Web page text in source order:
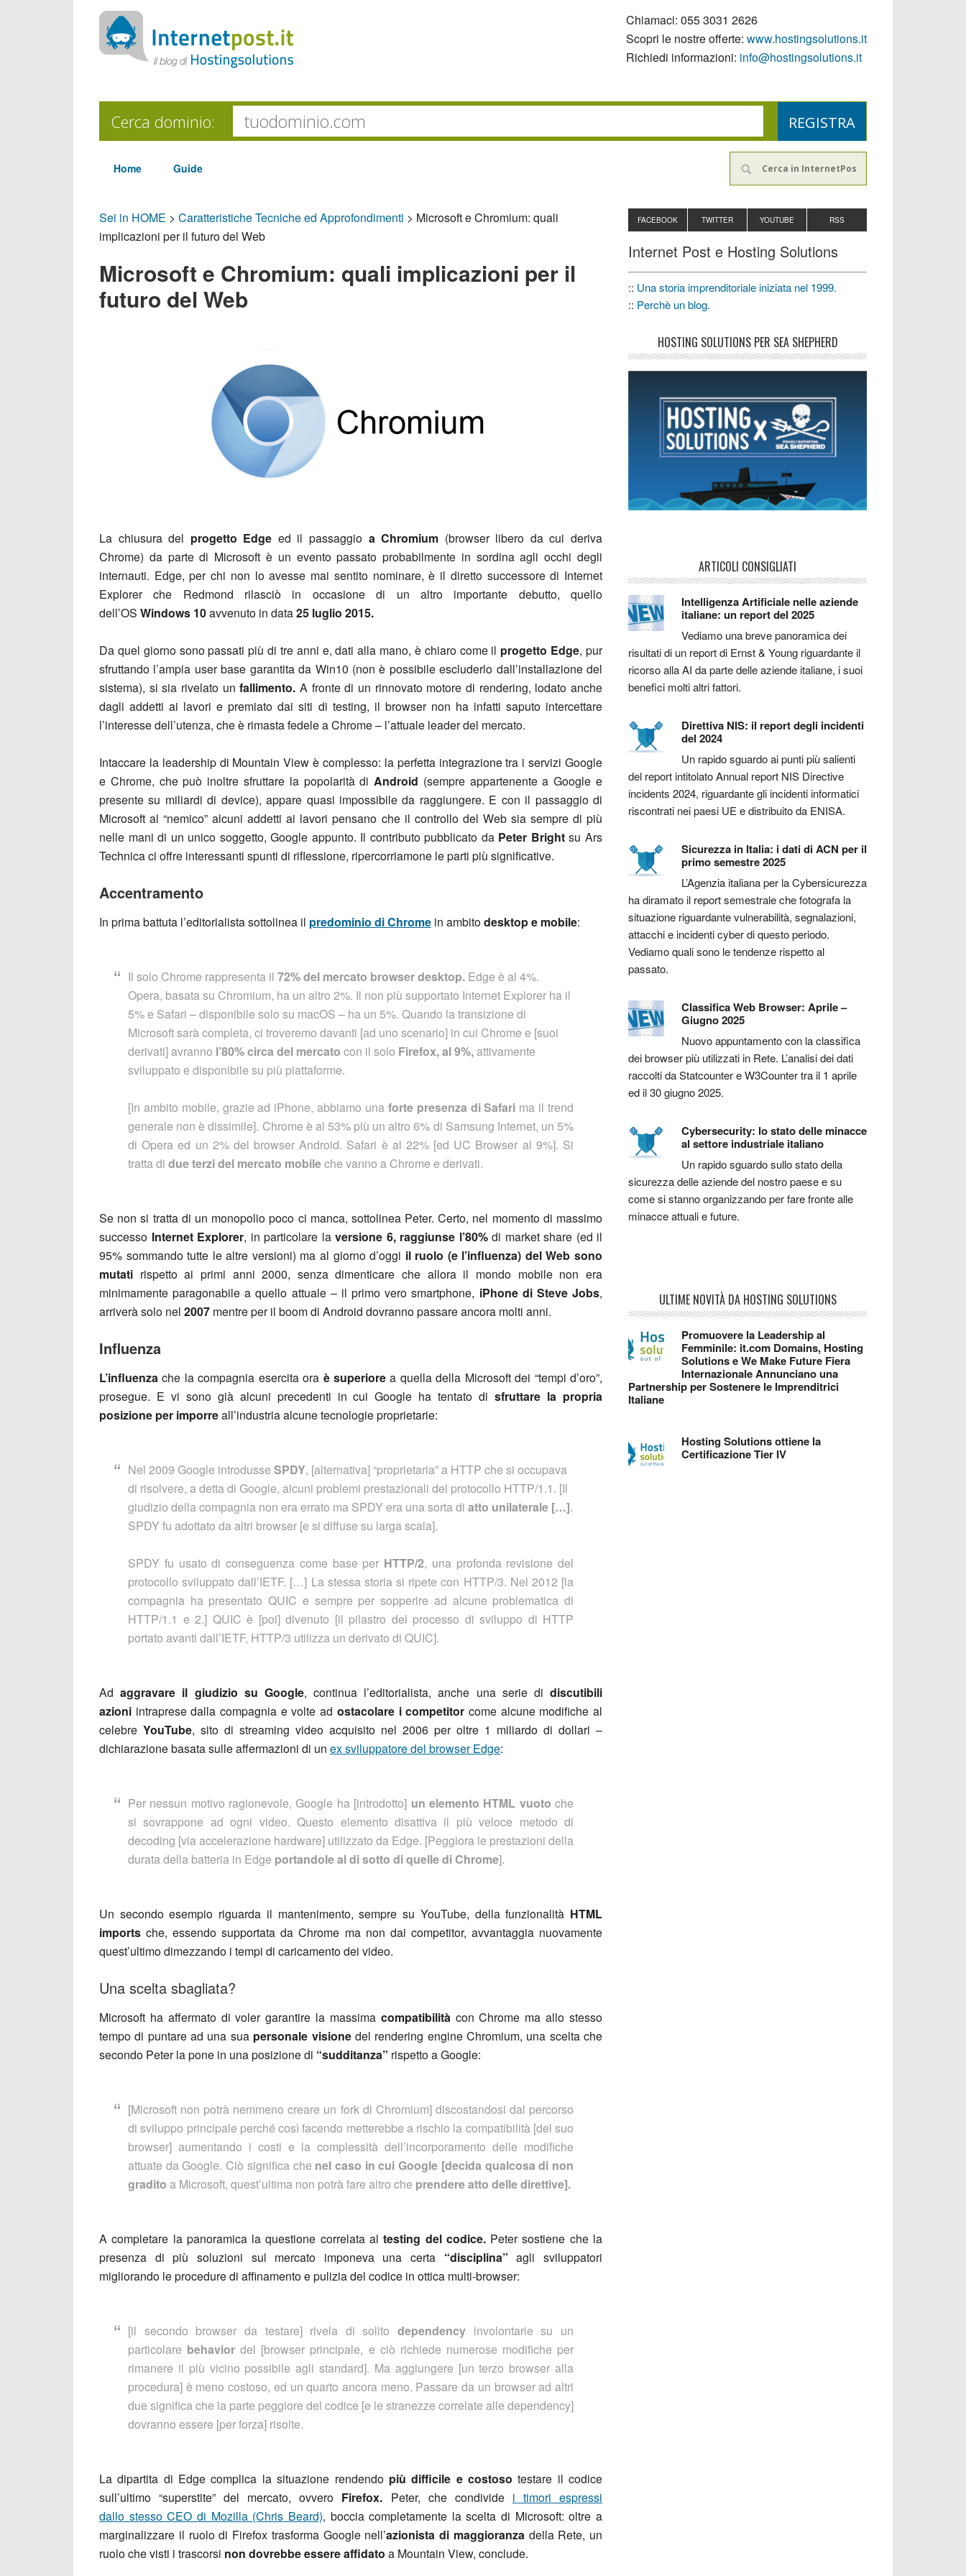
Chiamaci: 055 3031 2626
Scopri le nostre offerte: www.hostingsolutions.it
Richiedi informazioni: info@hostingsolutions.it
Cerca dominio:
Home Guide
Sei in HOME > Caratteristiche Tecniche ed Approfondimenti > Microsoft e Chromium: quali
implicazioni per il futuro del Web
Microsoft e Chromium: quali implicazioni per il
futuro del Web
La chiusura del progetto Edge ed il passaggio a Chromium (browser libero da cui deriva
Chrome) da parte di Microsoft è un evento passato probabilmente in sordina agli occhi degli
internauti. Edge, per chi non lo avesse mai sentito nominare, è il diretto successore di Internet
Explorer che Redmond rilasciò in occasione di un altro importante debutto, quello
dell’OS Windows 10avvenuto in data25 luglio 2015.
Da quel giorno sono passati più di tre anni e, dati alla mano, è chiaro come il progetto Edge, pur
sfruttando l’ampia user base garantita da Win10 (non è possibile escluderlo dall’installazione del
sistema), si sia rivelato unfallimento.A fronte di un rinnovato motore di rendering, lodato anche
dagli addetti ai lavori e premiato dai siti di testing, il browser non ha infatti saputo intercettare
l’interesse dell’utenza, che è rimasta fedele a Chrome – l’attuale leader del mercato.
Intaccare la leadership di Mountain View è complesso: la perfetta integrazione tra i servizi Google
e Chrome, che può inoltre sfruttare la popolarità diAndroid (sempre appartenente a Google e
presente su miliardi di device), appare quasi impossibile da raggiungere. E con il passaggio di
Microsoft al “nemico” alcuni addetti ai lavori pensano che il controllo del Web sia sempre di più
nelle mani di un unico soggetto, Google appunto. Il contributo pubblicato da Peter Brightsu Ars
Technica ci offre interessanti spunti di riflessione, ripercorriamone le parti più significative.
Accentramento
In prima battuta l’editorialista sottolinea il predominio di Chrome in ambitodesktop e mobile:
Il solo Chrome rappresenta il 72% del mercato browser desktop. Edge è al 4%.
Opera, basata su Chromium, ha un altro 2%. Il non più supportato Internet Explorer ha il
5% e Safari – disponibile solo su macOS – ha un 5%. Quando la transizione di
Microsoft sarà completa, ci troveremo davanti [ad uno scenario] in cui Chrome e [suoi
derivati] avranno l’80% circa del mercato con il solo Firefox, al 9%,attivamente
sviluppato e disponibile su più piattaforme.
[In ambito mobile, grazie ad iPhone, abbiamo una forte presenza di Safari ma il trend
generale non è dissimile]. Chrome è al 53% più un altro 6% di Samsung Internet, un 5%
di Opera ed un 2% del browser Android. Safari è al 22% [ed UC Browser al 9%]. Si
tratta di due terzi del mercato mobileche vanno a Chrome e derivati.
Se non si tratta di un monopolio poco ci manca, sottolinea Peter. Certo, nel momento di massimo
successo Internet Explorer, in particolare la versione 6, raggiunse l’80%di market share (ed il
95% sommando tutte le altre versioni) ma al giorno d’oggi il ruolo (e l’influenza) del Web sono
mutati rispetto ai primi anni 2000, senza dimenticare che allora il mondo mobile non era
minimamente paragonabile a quello attuale – il primo vero smartphone, iPhone di Steve Jobs,
arriverà solo nel 2007 mentre per il boom di Android dovranno passare ancora molti anni.
Influenza
L’influenza che la compagnia esercita ora è superiore a quella della Microsoft dei “tempi d’oro”,
prosegue. E vi sono già alcuni precedenti in cui Google ha tentato disfruttare la propria
posizione per imporreall’industria alcune tecnologie proprietarie:
Nel 2009 Google introdusse SPDY, [alternativa] “proprietaria” a HTTP che si occupava
di risolvere, a detta di Google, alcuni problemi prestazionali del protocollo HTTP/1.1. [Il
giudizio della compagnia non era errato ma SPDY era una sorta di atto unilaterale […].
SPDY fu adottato da altri browser [e si diffuse su larga scala].
SPDY fu usato di conseguenza come base per HTTP/2, una profonda revisione del
protocollo sviluppato dall’IETF. […] La stessa storia si ripete con HTTP/3. Nel 2012 [la
compagnia ha presentato QUIC e sempre per sopperire ad alcune problematica di
HTTP/1.1 e 2.] QUIC è [poi] divenuto [il pilastro del processo di sviluppo di HTTP
portato avanti dall’IETF, HTTP/3 utilizza un derivato di QUIC].
Adaggravare il giudizio su Google, continua l’editorialista, anche una serie didiscutibili
azioni intraprese dalla compagnia e volte ad ostacolare i competitor come alcune modifiche al
celebre YouTube, sito di streaming video acquisito nel 2006 per oltre 1 miliardo di dollari –
dichiarazione basata sulle affermazioni di un ex sviluppatore del browser Edge:
Per nessun motivo ragionevole, Google ha [introdotto] un elemento HTML vuoto che
si sovrappone ad ogni video. Questo elemento disattiva il più veloce metodo di
decoding [via accelerazione hardware] utilizzato da Edge. [Peggiora le prestazioni della
durata della batteria in Edge portandole al di sotto di quelle di Chrome].
Un secondo esempio riguarda il mantenimento, sempre su YouTube, della funzionalità HTML
importsche, essendo supportata da Chrome ma non dai competitor, avvantaggia nuovamente
quest’ultimo dimezzando i tempi di caricamento dei video.
Una scelta sbagliata?
Microsoft ha affermato di voler garantire la massima compatibilitàcon Chrome ma allo stesso
tempo di puntare ad una sua personale visionedel rendering engine Chromium, una scelta che
secondo Peter la pone in una posizione di “sudditanza” rispetto a Google:
[Microsoft non potrà nemmeno creare un fork di Chromium] discostandosi dal percorso
di sviluppo principale perché così facendo metterebbe a rischio la compatibilità [del suo
browser] aumentando i costi e la complessità dell’incorporamento delle modifiche
attuate da Google. Ciò significa che nel caso in cui Google [decida qualcosa di non
gradito a Microsoft, quest’ultima non potrà fare altro che prendere atto delle direttive].
A completare la panoramica la questione correlata al testing del codice. Peter sostiene che la
presenza di più soluzioni sul mercato imponeva una certa “disciplina” agli sviluppatori
migliorando le procedure di affinamento e pulizia del codice in ottica multi-browser:
[il secondo browser da testare] rivela di solitodependency involontarie su un
particolare behaviordel [browser principale, e ciò richiede numerose modifiche per
rimanere il più vicino possibile agli standard]. Ma aggiungere [un terzo browser alla
procedura] è meno costoso, ed un quarto ancora meno. Passare da un browser ad altri
due significa che la parte peggiore del codice [e le stranezze correlate alle dependency]
dovranno essere [per forza] risolte.
La dipartita di Edge complica la situazione rendendo più difficile e costoso testare il codice
sull’ultimo “superstite” del mercato, ovvero Firefox. Peter, che condivide i timori espressi
dallo stesso CEO di Mozilla (Chris Beard), boccia completamente la scelta di Microsoft: oltre a
marginalizzare il ruolo di Firefox trasforma Google nell’azionista di maggioranzadella Rete, un
ruolo che visti i trascorsi non dovrebbe essere affidato a Mountain View, conclude.
FACEBOOK TWITTER YOUTUBE RSS
Internet Post e Hosting Solutions
:: Una storia imprenditoriale iniziata nel 1999.
:: Perchè un blog.
HOSTING SOLUTIONS PER SEA SHEPHERD
ARTICOLI CONSIGLIATI
Intelligenza Artificiale nelle aziende
italiane: un report del 2025
Vediamo una breve panoramica dei
risultati di un report di Ernst & Young riguardante il
ricorso alla AI da parte delle aziende italiane, i suoi
benefici molti altri fattori.
Direttiva NIS: il report degli incidenti
del 2024
Un rapido sguardo ai punti più salienti
del report intitolato Annual report NIS Directive
incidents 2024, riguardante gli incidenti informatici
riscontrati nei paesi UE e distribuito da ENISA.
Sicurezza in Italia: i dati di ACN per il
primo semestre 2025
L’Agenzia italiana per la Cybersicurezza
ha diramato il report semestrale che fotografa la
situazione riguardante vulnerabilità, segnalazioni,
attacchi e incidenti cyber di questo periodo.
Vediamo quali sono le tendenze rispetto al
passato.
Classifica Web Browser: Aprile –
Giugno 2025
Nuovo appuntamento con la classifica
dei browser più utilizzati in Rete. L’analisi dei dati
raccolti da Statcounter e W3Counter tra il 1 aprile
ed il 30 giugno 2025.
Cybersecurity: lo stato delle minacce
al settore industriale italiano
Un rapido sguardo sullo stato della
sicurezza delle aziende del nostro paese e su
come si stanno organizzando per fare fronte alle
minacce attuali e future.
ULTIME NOVITÀ DA HOSTING SOLUTIONS
Promuovere la Leadership al
Femminile: it.com Domains, Hosting
Solutions e We Make Future Fiera
Internazionale Annunciano una
Partnership per Sostenere le Imprenditrici
Italiane
Hosting Solutions ottiene la
Certificazione Tier IV